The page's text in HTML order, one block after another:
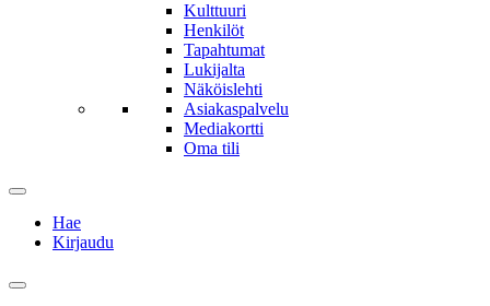
Kulttuuri
Henkilöt
Tapahtumat
Lukijalta
Näköislehti
Asiakaspalvelu
Mediakortti
Oma tili
Hae
Kirjaudu